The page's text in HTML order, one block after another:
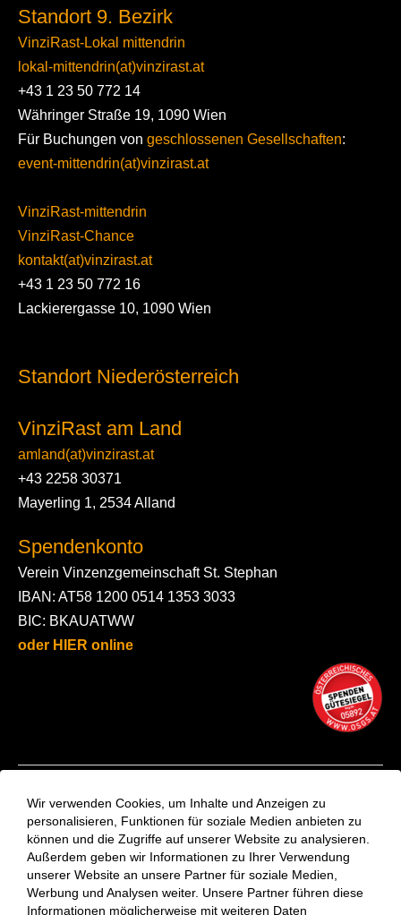
Standort 9. Bezirk
VinziRast-Lokal mittendrin
lokal-mittendrin(at)vinzirast.at
+43 1 23 50 772 14
Währinger Straße 19, 1090 Wien
Für Buchungen von geschlossenen Gesellschaften:
event-mittendrin(at)vinzirast.at
VinziRast-mittendrin
VinziRast-Chance
kontakt(at)vinzirast.at
+43 1 23 50 772 16
Lackierergasse 10, 1090 Wien
Standort Niederösterreich
VinziRast am Land
amland(at)vinzirast.at
+43 2258 30371
Mayerling 1, 2534 Alland
Spendenkonto
Verein Vinzenzgemeinschaft St. Stephan
IBAN: AT58 1200 0514 1353 3033
BIC: BKAUATWW
oder HIER online
Kontakt
Aktuelles
VinziRast-Newsletter
Impressum
Datenschutzerklärung
Wir verwenden Cookies, um Inhalte und Anzeigen zu
personalisieren, Funktionen für soziale Medien anbieten zu
können und die Zugriffe auf unserer Website zu analysieren.
Außerdem geben wir Informationen zu Ihrer Verwendung
unserer Website an unsere Partner für soziale Medien,
Werbung und Analysen weiter. Unsere Partner führen diese
Informationen möglicherweise mit weiteren Daten